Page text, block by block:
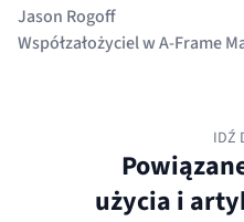
Jason Rogoff
Współzałożyciel w A-Frame
IDŹ
użycia i